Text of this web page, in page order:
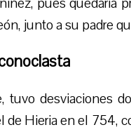
junto a su padre
tuvo desviaciones
de Hieria en el 754,